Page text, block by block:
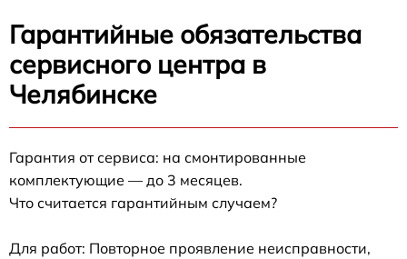
Гарантийные обязательства
сервисного центра в
Челябинске
Гарантия от сервиса: на смонтированные
комплектующие — до 3 месяцев.
Что считается гарантийным случаем?
Для работ: Повторное проявление неисправности,